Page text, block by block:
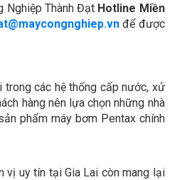
Nghiệp Thành Đạt Hotline Miền
để được
các hệ thống cấp nước, xử
hàng nên lựa chọn những nhà
phẩm máy bơm Pentax chính
vị uy tín tại Gia Lai còn mang lại